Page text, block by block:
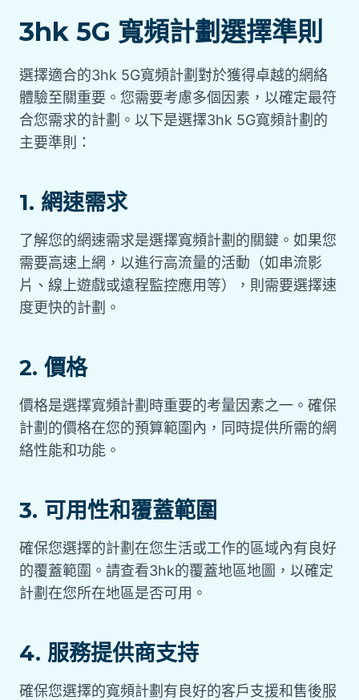
3hk 5G 寬頻計劃選擇準則
選擇適合的3hk 5G寬頻計劃對於獲得卓越的網絡
體驗至關重要。您需要考慮多個因素，以確定最符
合您需求的計劃。以下是選擇3hk 5G寬頻計劃的
主要準則：
1. 網速需求
了解您的網速需求是選擇寬頻計劃的關鍵。如果您
需要高速上網，以進行高流量的活動（如串流影
片、線上遊戲或遠程監控應用等），則需要選擇速
度更快的計劃。
2. 價格
價格是選擇寬頻計劃時重要的考量因素之一。確保
計劃的價格在您的預算範圍內，同時提供所需的網
絡性能和功能。
3. 可用性和覆蓋範圍
確保您選擇的計劃在您生活或工作的區域內有良好
的覆蓋範圍。請查看3hk的覆蓋地區地圖，以確定
計劃在您所在地區是否可用。
4. 服務提供商支持
確保您選擇的寬頻計劃有良好的客戶支援和售後服